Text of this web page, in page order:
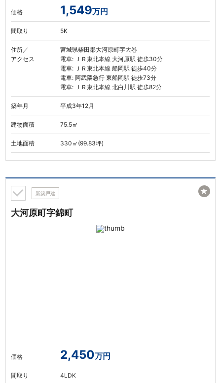
価格 1,549万円
間取り 5K
住所／
アクセス
宮城県柴田郡大河原町字大巻
電車: ＪＲ東北本線 大河原駅 徒歩30分
電車: ＪＲ東北本線 船岡駅 徒歩40分
電車: 阿武隈急行 東船岡駅 徒歩73分
電車: ＪＲ東北本線 北白川駅 徒歩82分
築年月 平成3年12月
建物面積 75.5㎡
土地面積 330㎡(99.83坪)
新築戸建
大河原町字錦町
価格 2,450万円
間取り 4LDK
★